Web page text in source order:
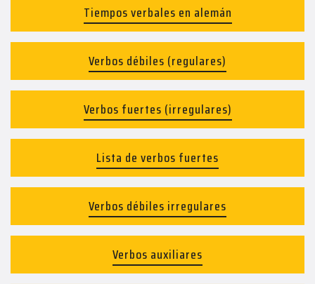
Tiempos verbales en alemán
Verbos débiles (regulares)
Verbos fuertes (irregulares)
Lista de verbos fuertes
Verbos débiles irregulares
Verbos auxiliares